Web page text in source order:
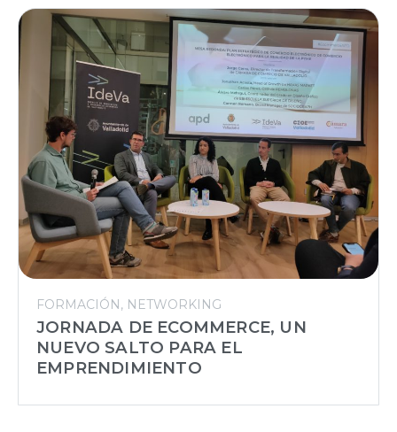
FORMACIÓN NETWORKING
JORNADA DE ECOMMERCE, UN
NUEVO SALTO PARA EL
EMPRENDIMIENTO